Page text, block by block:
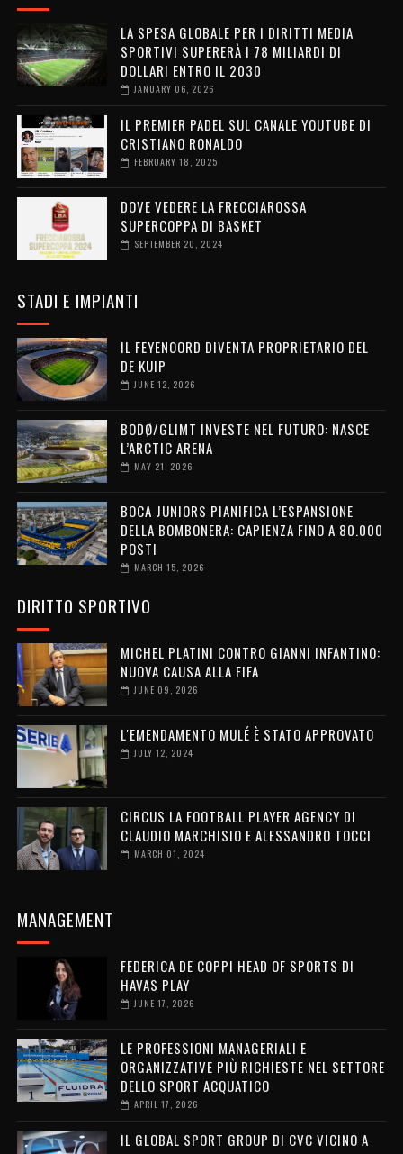
LA SPESA GLOBALE PER I DIRITTI MEDIA
SPORTIVI SUPERERÀ I 78 MILIARDI DI
DOLLARI ENTRO IL 2030
JANUARY 06, 2026
IL PREMIER PADEL SUL CANALE YOUTUBE DI
CRISTIANO RONALDO
FEBRUARY 18, 2025
DOVE VEDERE LA FRECCIAROSSA
SUPERCOPPA DI BASKET
SEPTEMBER 20, 2024
STADI E IMPIANTI
IL FEYENOORD DIVENTA PROPRIETARIO DEL
DE KUIP
JUNE 12, 2026
BODØ/GLIMT INVESTE NEL FUTURO: NASCE
L’ARCTIC ARENA
MAY 21, 2026
BOCA JUNIORS PIANIFICA L’ESPANSIONE
DELLA BOMBONERA: CAPIENZA FINO A 80.000
POSTI
MARCH 15, 2026
DIRITTO SPORTIVO
MICHEL PLATINI CONTRO GIANNI INFANTINO:
NUOVA CAUSA ALLA FIFA
JUNE 09, 2026
L'EMENDAMENTO MULÉ È STATO APPROVATO
JULY 12, 2024
CIRCUS LA FOOTBALL PLAYER AGENCY DI
CLAUDIO MARCHISIO E ALESSANDRO TOCCI
MARCH 01, 2024
MANAGEMENT
FEDERICA DE COPPI HEAD OF SPORTS DI
HAVAS PLAY
JUNE 17, 2026
LE PROFESSIONI MANAGERIALI E
ORGANIZZATIVE PIÙ RICHIESTE NEL SETTORE
DELLO SPORT ACQUATICO
APRIL 17, 2026
IL GLOBAL SPORT GROUP DI CVC VICINO A